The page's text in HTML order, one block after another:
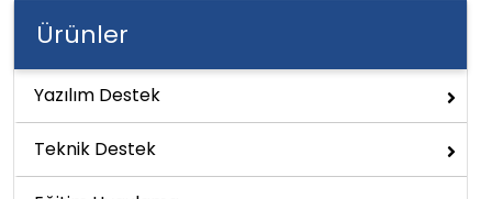
Ürünler
Yazılım Destek
Teknik Destek